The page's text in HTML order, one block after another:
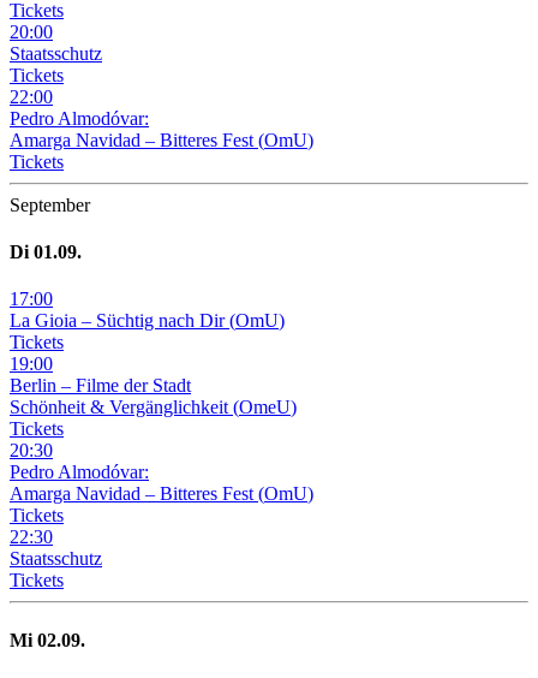
Tickets
20:00
Staatsschutz
Tickets
22:00
Pedro Almodóvar:
Amarga Navidad – Bitteres Fest (OmU)
Tickets
September
Di 01.09.
17:00
La Gioia – Süchtig nach Dir (OmU)
Tickets
19:00
Berlin – Filme der Stadt
Schönheit & Vergänglichkeit (OmeU)
Tickets
20:30
Pedro Almodóvar:
Amarga Navidad – Bitteres Fest (OmU)
Tickets
22:30
Staatsschutz
Tickets
Mi 02.09.